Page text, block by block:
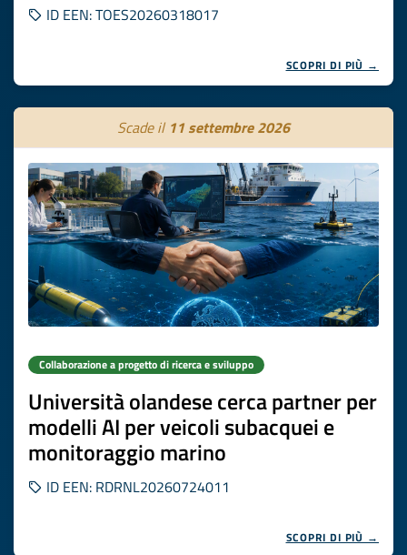
ID EEN: TOES20260318017
SCOPRI DI PIÙ →
Scade il 11 settembre 2026
Collaborazione a progetto di ricerca e sviluppo
Università olandese cerca partner per
modelli AI per veicoli subacquei e
monitoraggio marino
ID EEN: RDRNL20260724011
SCOPRI DI PIÙ →